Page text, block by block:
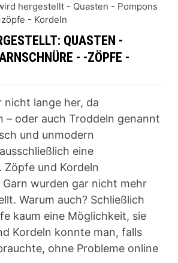
hergestellt- Quasten - Pompons
- Kordeln
QUASTEN -
- -ZÖPFE -
nicht lange her, da
– oder auch Troddeln genannt
und unmodern
eine
Zöpfe und Kordeln
Garn wurden gar nicht mehr
Warum auch? Schließlich
kaum eine Möglichkeit, sie
Kordeln konnte man, falls
ohne Probleme online